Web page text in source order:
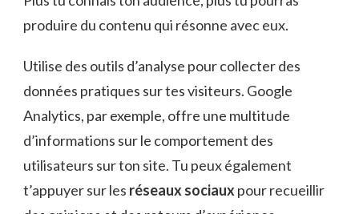
produire du contenu qui résonne avec eux.
Utilise des outils d’analyse pour collecter des
données pratiques sur tes visiteurs. Google
Analytics, par exemple, offre une multitude
d’informations sur le comportement des
utilisateurs sur ton site. Tu peux également
t’appuyer sur les réseaux sociaux pour recueillir